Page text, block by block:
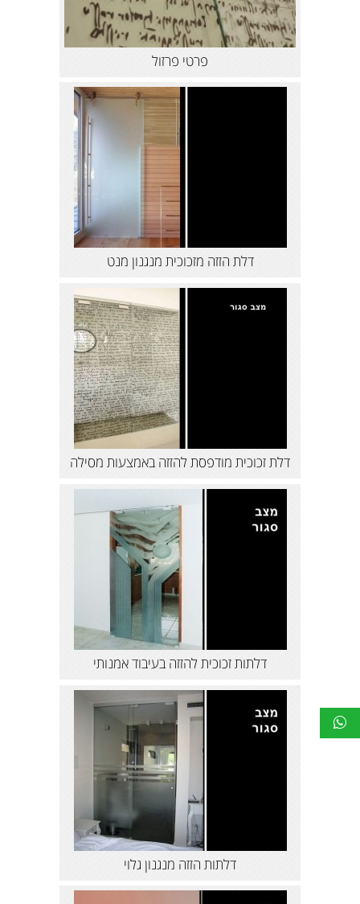
פרטי פרזול
דלת הזזה מזכוכית מנגנון מנט
דלת זכוכית מודפסת להזזה באמצעות מסילה
דלתות זכוכית להזזה בעיבוד אמנותי
דלתות הזזה מנגנון גלוי